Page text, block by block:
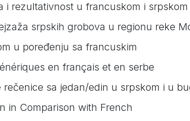
i rezultativnost u francuskom i srpskom
srpskih grobova u regionu reke
u poređenju sa francuskim
en français et en serbe
rečenice sa jedan/edin u srpskom i u
in Comparison with French